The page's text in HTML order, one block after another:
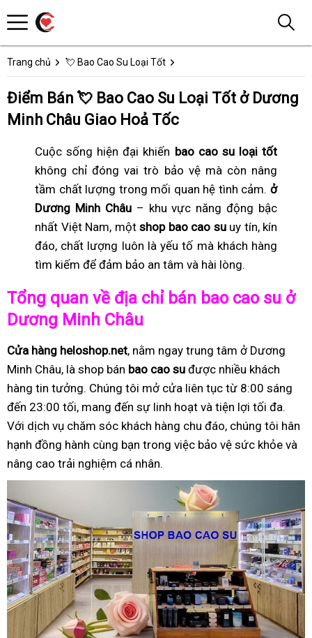
Trang chủ 💘 Bao Cao Su Loại Tốt
Điểm Bán 💘 Bao Cao Su Loại Tốt ở Dương
Minh Châu Giao Hoả Tốc
Cuộc sống hiện đại khiến bao cao su loại tốt
không chỉ đóng vai trò bảo vệ mà còn nâng
tầm chất lượng trong mối quan hệ tình cảm. ở
Dương Minh Châu– khu vực năng động bậc
nhất Việt Nam, một shop bao cao suuy tín, kín
đáo, chất lượng luôn là yếu tố mà khách hàng
tìm kiếm để đảm bảo an tâm và hài lòng.
Tổng quan về địa chỉ bán bao cao su ở
Dương Minh Châu
Cửa hàng heloshop.net, nằm ngay trung tâm ở Dương
Minh Châu, là shop bán bao cao su được nhiều khách
hàng tin tưởng. Chúng tôi mở cửa liên tục từ 8:00 sáng
đến 23:00 tối, mang đến sự linh hoạt và tiện lợi tối đa.
Với dịch vụ chăm sóc khách hàng chu đáo, chúng tôi hân
hạnh đồng hành cùng bạn trong việc bảo vệ sức khỏe và
nâng cao trải nghiệm cá nhân.